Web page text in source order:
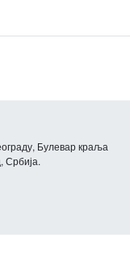
Булевар краља
Србија.